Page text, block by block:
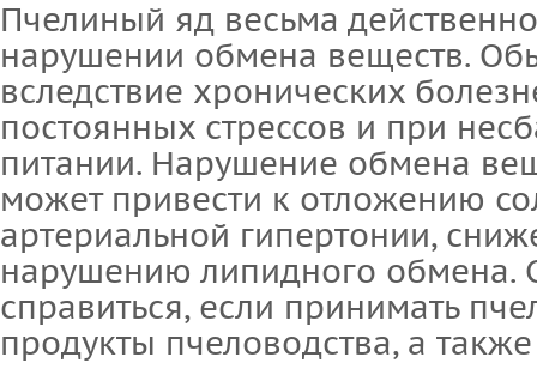
Пчелиный яд весьма
нарушении обмена веществ.
вследствие хронических
постоянных стрессов и при
питании. Нарушение обмена
может привести к отложению
артериальной гипертонии,
нарушению липидного обмена.
справиться, если принимать
продукты пчеловодства, а